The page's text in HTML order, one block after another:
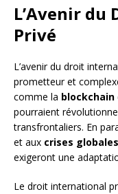
L’Avenir
Privé
L’avenir du droit
prometteur et
comme la blockchain
pourraient
transfrontaliers. En
et aux crises globales
exigeront une
Le droit international